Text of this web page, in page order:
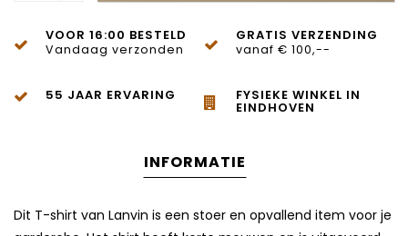
VOOR 16:00 BESTELD
Vandaag verzonden
GRATIS VERZENDING
vanaf € 100,--
55 JAAR ERVARING FYSIEKE WINKEL IN
EINDHOVEN
INFORMATIE
Dit T-shirt van Lanvin is een stoer en opvallend item voor je